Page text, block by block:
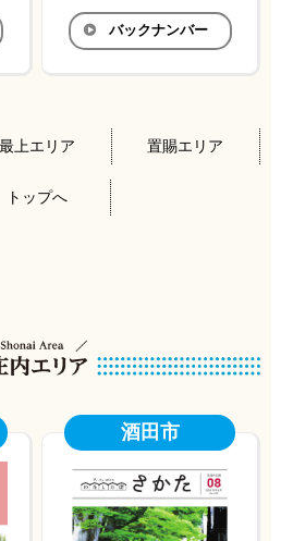
バックナンバー
最上エリア 置賜エリア
トップへ
酒田市